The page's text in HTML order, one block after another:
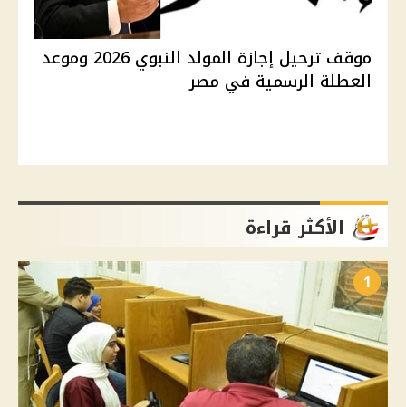
موقف ترحيل إجازة المولد النبوي 2026 وموعد
العطلة الرسمية في مصر
الأكثر قراءة
1